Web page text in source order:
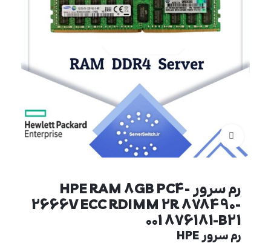
برای بزرگنمایی کلیک کنید
رم سرور HPE RAM 8GB PC4-
2666V ECC RDIMM 2R 878490-
001 876181-B21
رم سرور HPE